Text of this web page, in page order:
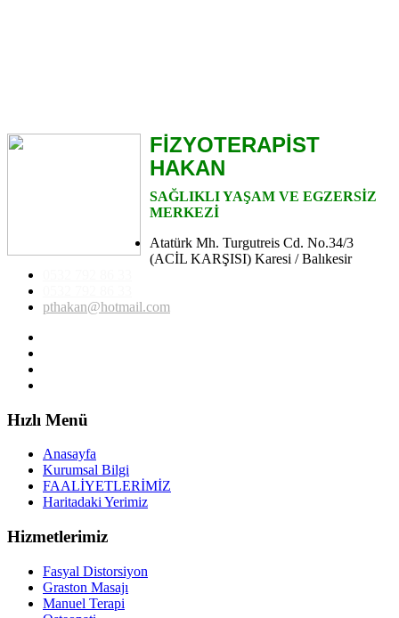
FİZYOTERAPİST
HAKAN
SAĞLIKLI YAŞAM VE EGZERSİZ
MERKEZİ
Atatürk Mh. Turgutreis Cd. No.34/3
(ACİL KARŞISI) Karesi / Balıkesir
pthakan@hotmail.com
Hızlı Menü
Anasayfa
Kurumsal Bilgi
FAALİYETLERİMİZ
Haritadaki Yerimiz
Hizmetlerimiz
Fasyal Distorsiyon
Graston Masajı
Manuel Terapi